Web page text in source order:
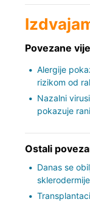
Povezane
Alergije
rizikom od
Nazalni
pokazuje
Ostali
Danas se
sklerodermije